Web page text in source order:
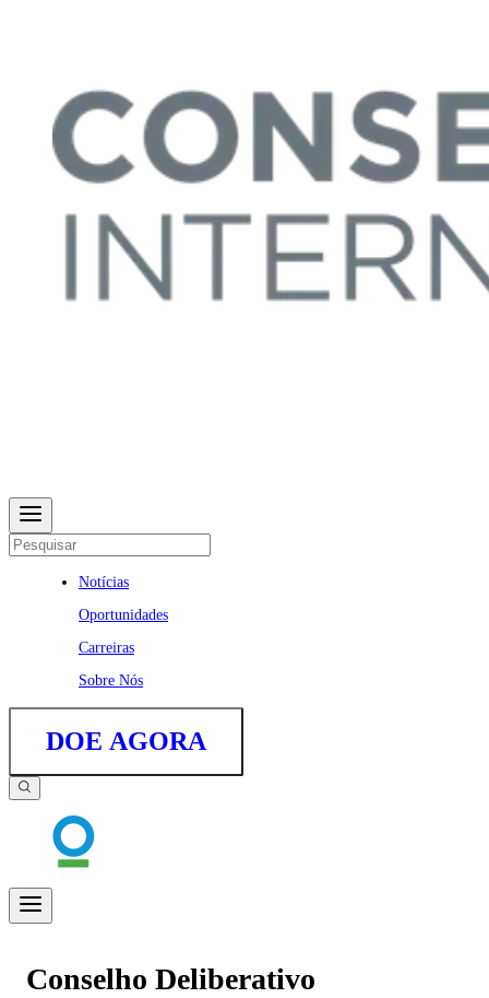
Notícias
Oportunidades
Carreiras
Sobre Nós
DOE AGORA
Conselho Deliberativo